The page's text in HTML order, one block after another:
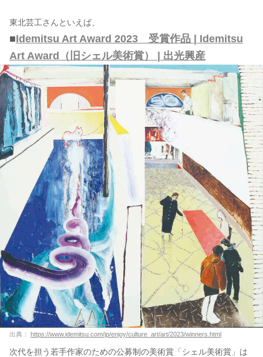
東北芸工さんといえば、
■Idemitsu Art Award 2023 受賞作品 | Idemitsu
Art Award（旧シェル美術賞） | 出光興産
出典： https://www.idemitsu.com/jp/enjoy/culture_art/art/2023/winners.html
次代を担う若手作家のための公募制の美術賞「シェル美術賞」は